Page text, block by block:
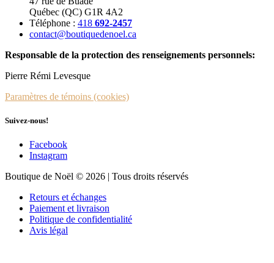
Québec (QC) G1R 4A2
Téléphone : 418 692-2457
contact@boutiquedenoel.ca
Responsable de la protection des renseignements personnels:
Pierre Rémi Levesque
Paramètres de témoins (cookies)
Suivez-nous!
Facebook
Instagram
Boutique de Noël © 2026 | Tous droits réservés
Retours et échanges
Paiement et livraison
Politique de confidentialité
Avis légal